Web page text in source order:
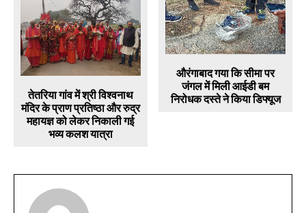
तेतरिया गांव में श्री विश्वनाथ
मंदिर के प्राण प्रतिष्ठा और रुद्र
महायज्ञ को लेकर निकाली गई
भव्य कलश यात्रा
औरंगाबाद गया कि सीमा पर
जंगल में मिली आईडी बम
निरोधक दस्ते ने किया डिफ्यूज